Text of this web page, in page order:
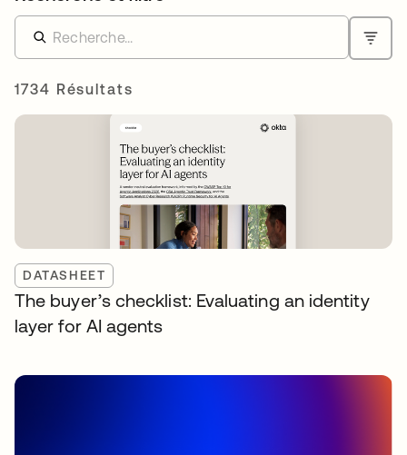
1734 Résultats
DATASHEET
The buyer’s checklist: Evaluating an identity
layer for AI agents